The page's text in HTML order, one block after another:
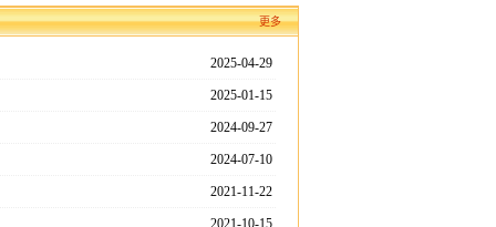
更多
2025-04-29
2025-01-15
2024-09-27
2024-07-10
2021-11-22
2021-10-15